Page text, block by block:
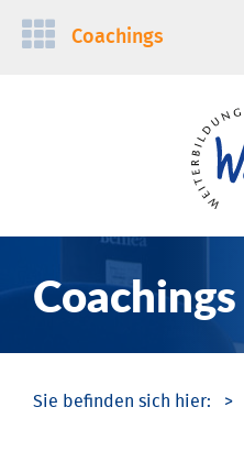
Navigation
Coachings
Coachings